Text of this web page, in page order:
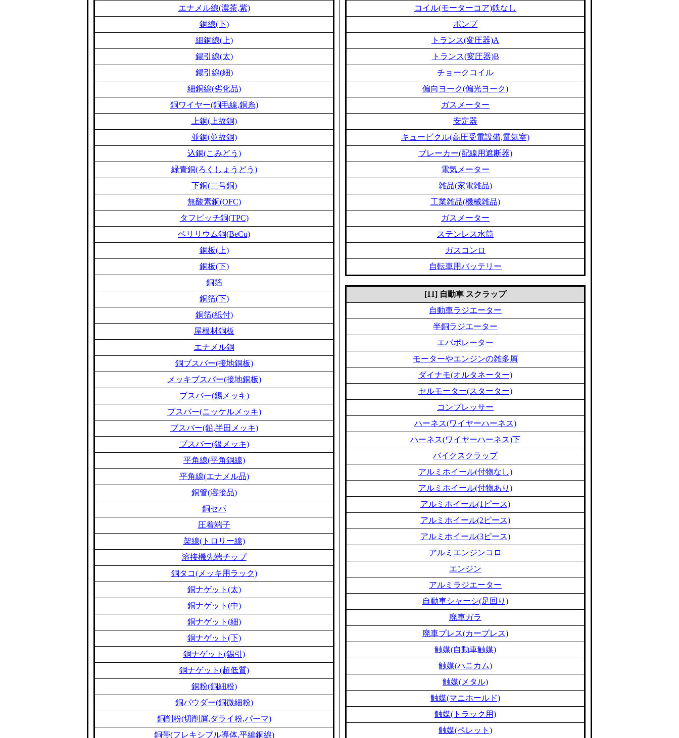
エナメル線(濃茶,紫)
銅線(下)
細銅線(上)
錫引線(太)
錫引線(細)
細銅線(劣化品)
銅ワイヤー(銅毛線,銅糸)
上銅(上故銅)
並銅(並故銅)
込銅(こみどう)
緑青銅(ろくしょうどう)
下銅(二号銅)
無酸素銅(OFC)
タフピッチ銅(TPC)
ベリリウム銅(BeCu)
銅板(上)
銅板(下)
銅箔
銅箔(下)
銅箔(紙付)
屋根材銅板
エナメル銅
銅ブスバー(接地銅板)
メッキブスバー(接地銅板)
ブスバー(錫メッキ)
ブスバー(ニッケルメッキ)
ブスバー(鉛,半田メッキ)
ブスバー(銀メッキ)
平角線(平角銅線)
平角線(エナメル品)
銅管(溶接品)
銅セパ
圧着端子
架線(トロリー線)
溶接機先端チップ
銅タコ(メッキ用ラック)
銅ナゲット(太)
銅ナゲット(中)
銅ナゲット(細)
銅ナゲット(下)
銅ナゲット(錫引)
銅ナゲット(超低質)
銅粉(銅細粉)
銅パウダー(銅微細粉)
銅削粉(切削屑,ダライ粉,パーマ)
銅帯(フレキシブル導体,平編銅線)
コイル(モーターコア)鉄なし
ポンプ
トランス(変圧器)A
トランス(変圧器)B
チョークコイル
偏向ヨーク(偏光ヨーク)
ガスメーター
安定器
キュービクル(高圧受電設備,電気室)
ブレーカー(配線用遮断器)
電気メーター
雑品(家電雑品)
工業雑品(機械雑品)
ガスメーター
ステンレス水筒
ガスコンロ
自転車用バッテリー
[11] 自動車 スクラップ
自動車ラジエーター
半銅ラジエーター
エバポレーター
モーターやエンジンの雑多屑
ダイナモ(オルタネーター)
セルモーター(スターター)
コンプレッサー
ハーネス(ワイヤーハーネス)
ハーネス(ワイヤーハーネス)下
バイクスクラップ
アルミホイール(付物なし)
アルミホイール(付物あり)
アルミホイール(1ピース)
アルミホイール(2ピース)
アルミホイール(3ピース)
アルミエンジンコロ
エンジン
アルミラジエーター
自動車シャーシ(足回り)
廃車ガラ
廃車プレス(カープレス)
触媒(自動車触媒)
触媒(ハニカム)
触媒(メタル)
触媒(マニホールド)
触媒(トラック用)
触媒(ペレット)